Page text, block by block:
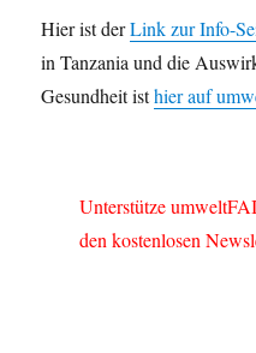
Hier ist derLink zur Info-
in Tanzania und die
Gesundheit isthier auf
Unterstütze
den kostenlosen